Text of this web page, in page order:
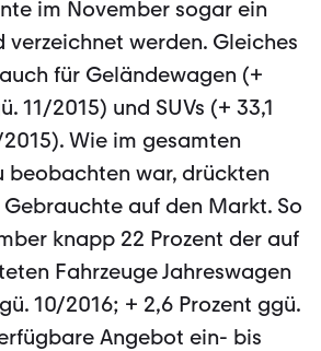
im November sogar ein
verzeichnet werden. Gleiches
für Geländewagen (+
11/2015) und SUVs (+ 33,1
Wie im gesamten
beobachten war, drückten
auf den Markt. So
knapp 22 Prozent der auf
Fahrzeuge Jahreswagen
10/2016; + 2,6 Prozent ggü.
Angebot ein- bis